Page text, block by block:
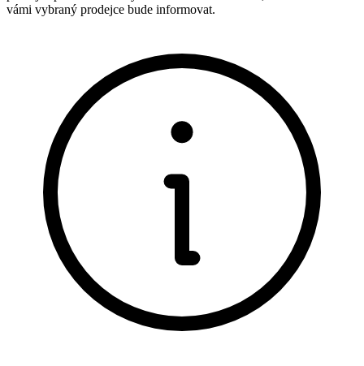
vámi vybraný prodejce bude informovat.